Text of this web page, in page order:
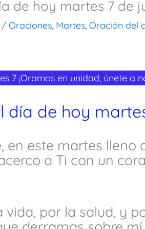
de hoy martes 7 de
/Oraciones, Martes,Oración del
7 ¡Oramos en unidad, únete a
día de hoy
en este martes lleno
a Ti con un
vida, por la salud, y